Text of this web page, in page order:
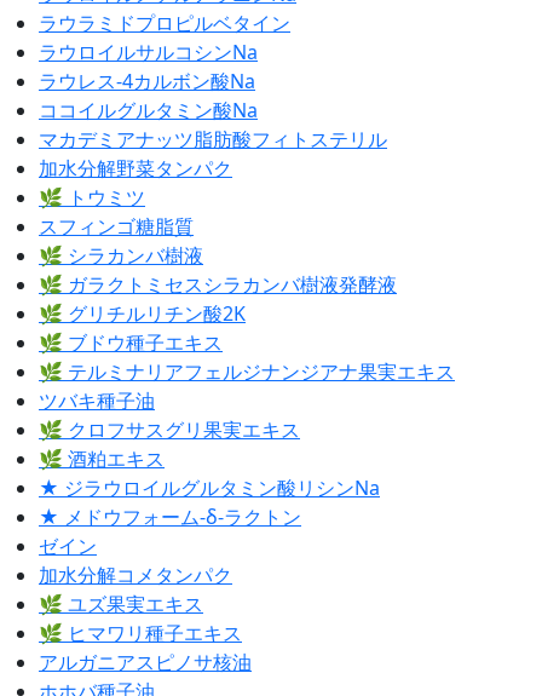
ラウラミドプロピルベタイン
ラウロイルサルコシンNa
ラウレス-4カルボン酸Na
ココイルグルタミン酸Na
マカデミアナッツ脂肪酸フィトステリル
加水分解野菜タンパク
🌿 トウミツ
スフィンゴ糖脂質
🌿 シラカンバ樹液
🌿 ガラクトミセスシラカンバ樹液発酵液
🌿 グリチルリチン酸2K
🌿 ブドウ種子エキス
🌿 テルミナリアフェルジナンジアナ果実エキス
ツバキ種子油
🌿 クロフサスグリ果実エキス
🌿 酒粕エキス
★ ジラウロイルグルタミン酸リシンNa
★ メドウフォーム-δ-ラクトン
ゼイン
加水分解コメタンパク
🌿 ユズ果実エキス
🌿 ヒマワリ種子エキス
アルガニアスピノサ核油